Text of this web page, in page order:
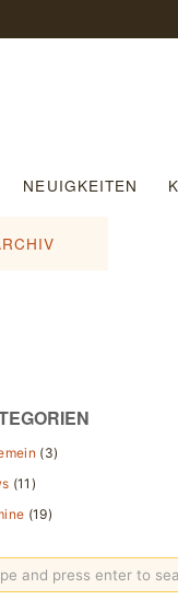
NEUIGKEITEN
(3)
(11)
(19)